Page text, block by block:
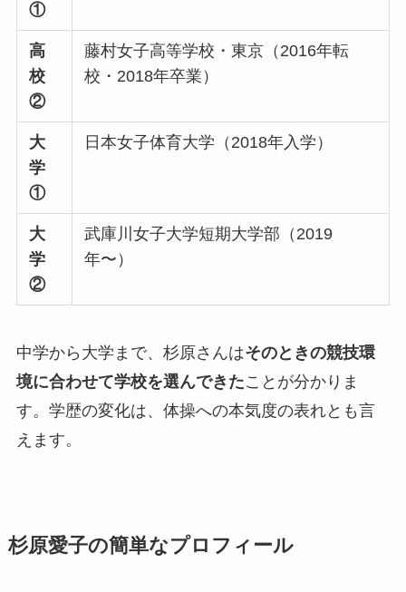
①
高
校
②
藤村女子高等学校・東京（2016年転
校・2018年卒業）
大
学
①
日本女子体育大学（2018年入学）
大
学
②
武庫川女子大学短期大学部（2019
年〜）
中学から大学まで、杉原さんはそのときの競技環
境に合わせて学校を選んできたことが分かりま
す。学歴の変化は、体操への本気度の表れとも言
えます。
杉原愛子の簡単なプロフィール